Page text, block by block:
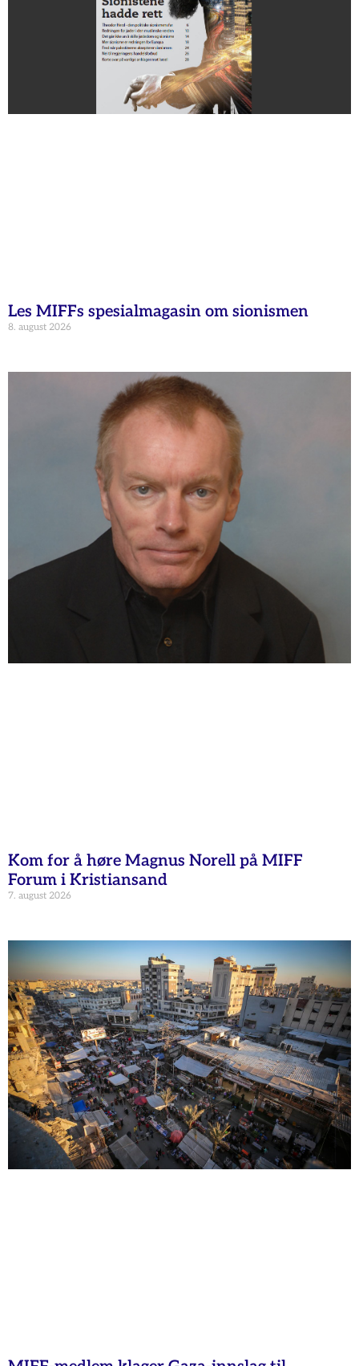
Les MIFFs spesialmagasin om sionismen
8. august 2026
Kom for å høre Magnus Norell på MIFF
Forum i Kristiansand
7. august 2026